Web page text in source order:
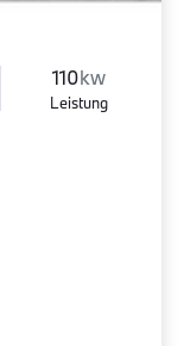
110kw
Leistung